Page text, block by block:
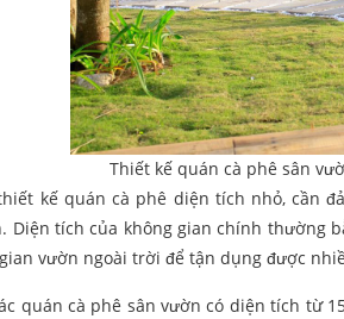
Thiết kế quán cà phê sân
kế quán cà phê diện tích nhỏ, cần
Diện tích của không gian chính thường
vườn ngoài trời để tận dụng được
quán cà phê sân vườn có diện tích từ